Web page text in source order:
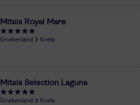
Mitsis Royal Mare
Griekenland Kreta
Mitsis Selection Laguna
Griekenland Kreta